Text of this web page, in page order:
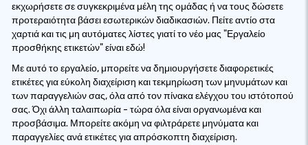
εκχωρήσετε σε συγκεκριμένα μέλη της ομάδας ή να τους δώσετε
προτεραιότητα βάσει εσωτερικών διαδικασιών. Πείτε αντίο στα
χαρτιά και τις μη αυτόματες λίστες γιατί το νέο μας "Εργαλείο
προσθήκης ετικετών" είναι εδώ!
Με αυτό το εργαλείο, μπορείτε να δημιουργήσετε διαφορετικές
ετικέτες για εύκολη διαχείριση και τεκμηρίωση των μηνυμάτων και
των παραγγελιών σας, όλα από τον πίνακα ελέγχου του ιστότοπού
σας. Όχι άλλη ταλαιπωρία - τώρα όλα είναι οργανωμένα και
προσβάσιμα. Μπορείτε ακόμη να φιλτράρετε μηνύματα και
παραγγελίες ανά ετικέτες για απρόσκοπτη διαχείριση.